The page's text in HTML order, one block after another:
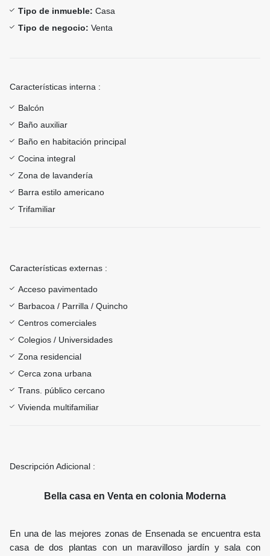
Tipo de inmueble: Casa
Tipo de negocio: Venta
Características interna :
Balcón
Baño auxiliar
Baño en habitación principal
Cocina integral
Zona de lavandería
Barra estilo americano
Trifamiliar
Características externas :
Acceso pavimentado
Barbacoa / Parrilla / Quincho
Centros comerciales
Colegios / Universidades
Zona residencial
Cerca zona urbana
Trans. público cercano
Vivienda multifamiliar
Descripción Adicional :
Bella casa en Venta en colonia Moderna
En una de las mejores zonas de Ensenada se encuentra esta
casa de dos plantas con un maravilloso jardín y sala con